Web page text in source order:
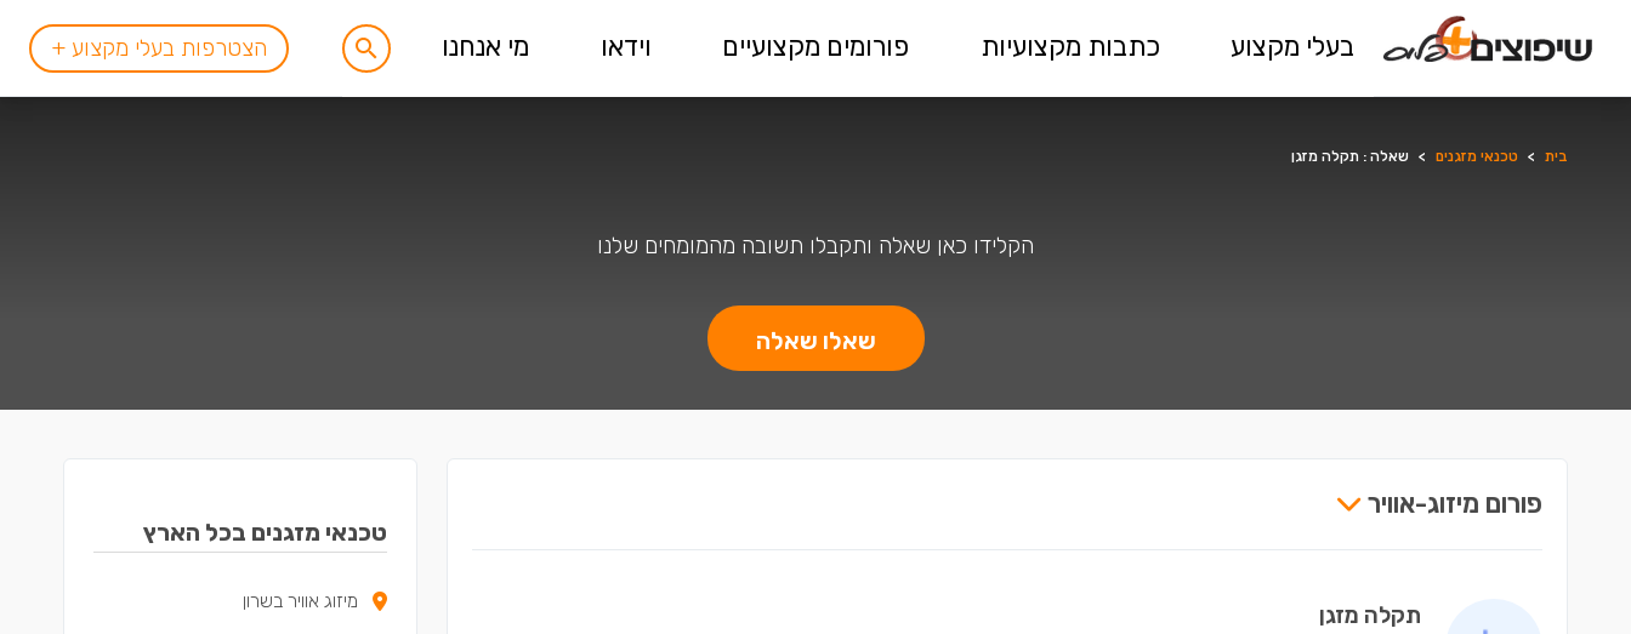
בעלי מקצוע כתבות מקצועיות פורומים מקצועיים וידאו מי אנחנו הצטרפות בעלי מקצוע +
בית > טכנאי מזגנים > שאלה : תקלה מזגן
הקלידו כאן שאלה ותקבלו תשובה מהמומחים שלנו
שאלו שאלה
פורום מיזוג-אוויר
תקלה מזגן
טכנאי מזגנים בכל הארץ
מיזוג אוויר בשרון